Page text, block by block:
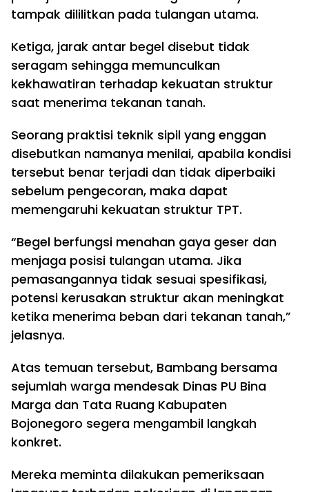
tampak dililitkan pada tulangan utama.
Ketiga, jarak antar begel disebut tidak
seragam sehingga memunculkan
kekhawatiran terhadap kekuatan struktur
saat menerima tekanan tanah.
Seorang praktisi teknik sipil yang enggan
disebutkan namanya menilai, apabila kondisi
tersebut benar terjadi dan tidak diperbaiki
sebelum pengecoran, maka dapat
memengaruhi kekuatan struktur TPT.
“Begel berfungsi menahan gaya geser dan
menjaga posisi tulangan utama. Jika
pemasangannya tidak sesuai spesifikasi,
potensi kerusakan struktur akan meningkat
ketika menerima beban dari tekanan tanah,”
jelasnya.
Atas temuan tersebut, Bambang bersama
sejumlah warga mendesak Dinas PU Bina
Marga dan Tata Ruang Kabupaten
Bojonegoro segera mengambil langkah
konkret.
Mereka meminta dilakukan pemeriksaan